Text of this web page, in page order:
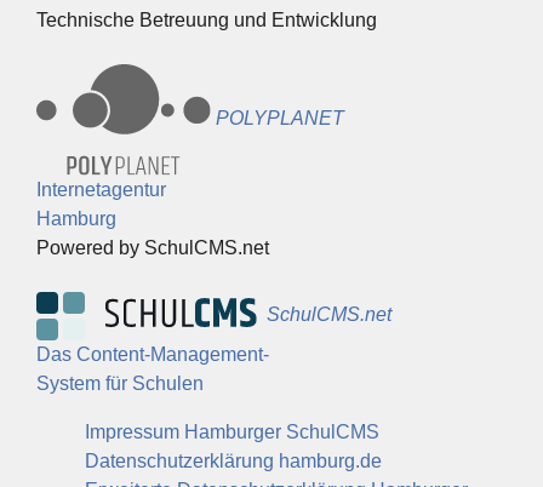
Technische Betreuung und Entwicklung
POLYPLANET
Internetagentur
Hamburg
Powered by SchulCMS.net
SchulCMS.net
Das Content-Management-
System für Schulen
Impressum Hamburger SchulCMS
Datenschutzerklärung hamburg.de